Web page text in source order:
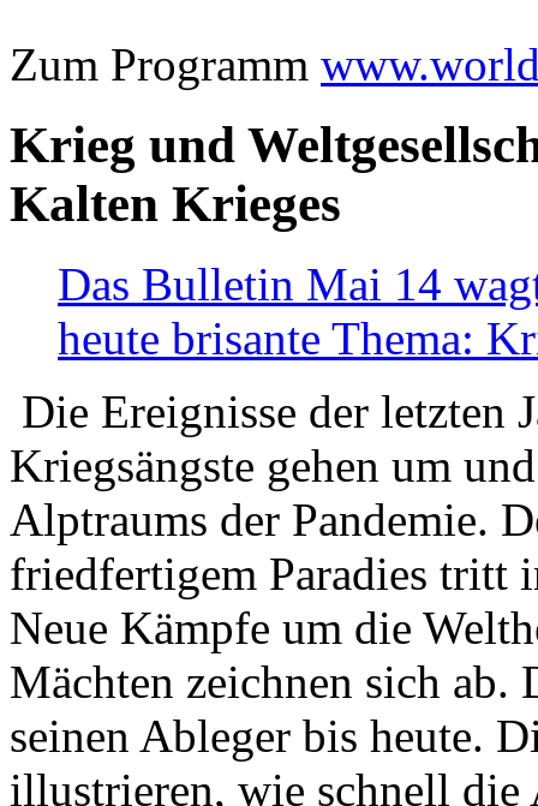
Zum Programm
Krieg und
Kalten Krieges
Das Bulletin Mai 14
heute brisante Thema:
Die Ereignisse der letzten
Kriegsängste gehen um
Alptraums der Pandemie.
friedfertigem Paradies tritt
Neue Kämpfe um die
Mächten zeichnen sich
seinen Ableger bis heute.
illustrieren, wie schnell die